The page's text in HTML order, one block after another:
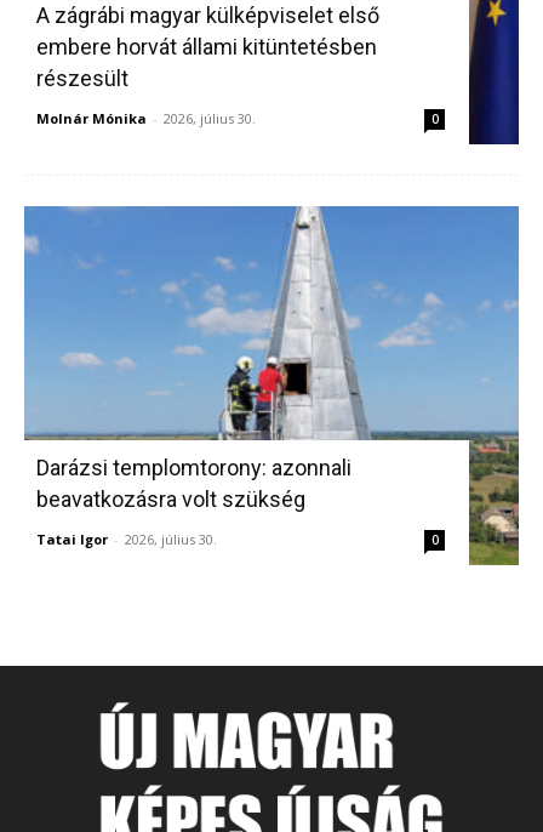
A zágrábi magyar külképviselet első
embere horvát állami kitüntetésben
részesült
Molnár Mónika - 2026, július 30. 0
Darázsi templomtorony: azonnali
beavatkozásra volt szükség
Tatai Igor - 2026, július 30. 0